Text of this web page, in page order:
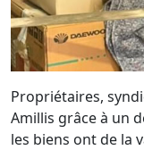
Propriétaires,
Amillis grâce à un
les biens ont de la